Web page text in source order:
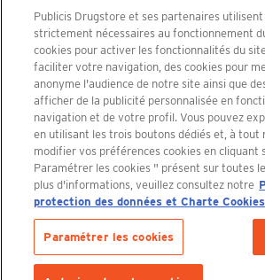
Rejoignez-nous au
Nous recrutons pour les boutiques, le restaurant et le
Conditions générales de vente
Politique de Protection des Données
Cookies
Découvrez le
Publicis Drugstore et ses partenaires utilisent
strictement nécessaires au fonctionnement
cookies pour activer les fonctionnalités du
faciliter votre navigation, des cookies pour
anonyme l'audience de notre site ainsi que
afficher de la publicité personnalisée en
navigation et de votre profil. Vous pouvez
en utilisant les trois boutons dédiés et, à tout
modifier vos préférences cookies en cliquant
Paramétrer les cookies " présent sur toutes
plus d'informations, veuillez consultez notre
protection des données et Charte Cookies
Paramétrer les cookies